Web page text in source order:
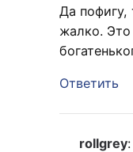
Да пофигу,
жалко.
Ответить
rollgrey: